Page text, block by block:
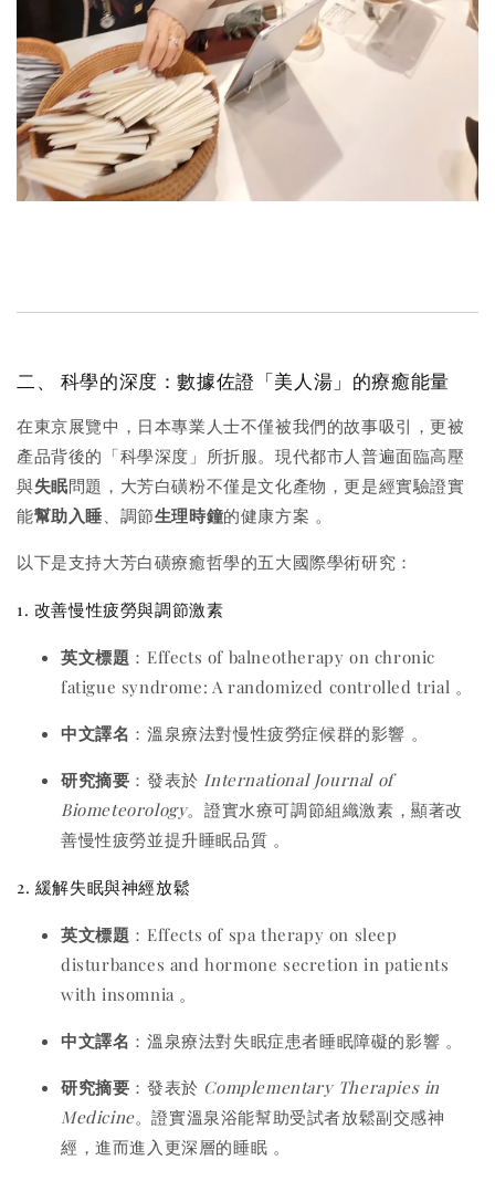
二、 科學的深度：數據佐證「美人湯」的療癒能量
在東京展覽中，日本專業人士不僅被我們的故事吸引，更被
產品背後的「科學深度」所折服。現代都市人普遍面臨高壓
與失眠問題，大芳白磺粉不僅是文化產物，更是經實驗證實
能幫助入睡、調節生理時鐘的健康方案 。
以下是支持大芳白磺療癒哲學的五大國際學術研究：
1. 改善慢性疲勞與調節激素
英文標題 ：Effects of balneotherapy on chronic
fatigue syndrome: A randomized controlled trial 。
中文譯名 ：溫泉療法對慢性疲勞症候群的影響 。
研究摘要 ：發表於 International Journal of
Biometeorology。證實水療可調節組織激素，顯著改
善慢性疲勞並提升睡眠品質 。
2. 緩解失眠與神經放鬆
英文標題 ：Effects of spa therapy on sleep
disturbances and hormone secretion in patients
with insomnia 。
中文譯名 ：溫泉療法對失眠症患者睡眠障礙的影響 。
研究摘要 ：發表於 Complementary Therapies in
Medicine。證實溫泉浴能幫助受試者放鬆副交感神
經，進而進入更深層的睡眠 。